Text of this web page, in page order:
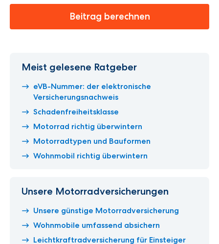
Beitrag berechnen
Meist gelesene Ratgeber
eVB-Nummer: der elektronische
Versicherungsnachweis
Schadenfreiheitsklasse
Motorrad richtig überwintern
Motorradtypen und Bauformen
Wohnmobil richtig überwintern
Unsere Motorradversicherungen
Unsere günstige Motorradversicherung
Wohnmobile umfassend absichern
Leichtkraftradversicherung für Einsteiger